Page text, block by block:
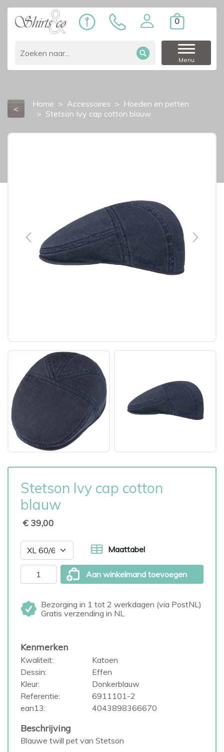
0
Menu
< Home Accessoires
Hoeden en petten
Stetson Ivy cap cotton blauw
Previous Next
Stetson Ivy cap cotton
blauw
€ 39,00
Maattabel
Aan winkelmand toevoegen
Bezorging in 1 tot 2 werkdagen (via PostNL)
Gratis verzending in NL
Kenmerken
Kwaliteit:
Katoen
Dessin:
Effen
Kleur:
Donkerblauw
Referentie:
6911101-2
ean13:
4043898366670
Beschrijving
Blauwe twill pet van Stetson